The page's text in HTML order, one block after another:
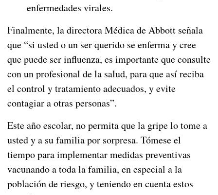
enfermedades virales.
Finalmente, la directora Médica de Abbott señala
que “si usted o un ser querido se enferma y cree
que puede ser influenza, es importante que consulte
con un profesional de la salud, para que así reciba
el control y tratamiento adecuados, y evite
contagiar a otras personas”.
Este año escolar, no permita que la gripe lo tome a
usted y a su familia por sorpresa. Tómese el
tiempo para implementar medidas preventivas
vacunando a toda la familia, en especial a la
población de riesgo, y teniendo en cuenta estos